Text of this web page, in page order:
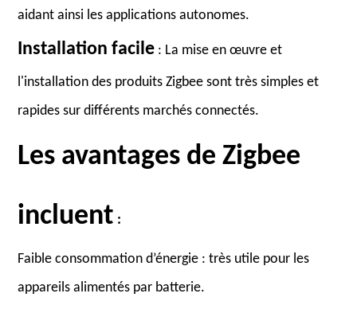
aidant ainsi les applications autonomes.
Installation facile : La mise en œuvre et
l'installation des produits Zigbee sont très simples et
rapides sur différents marchés connectés.
Les avantages de Zigbee
incluent :
Faible consommation d’énergie : très utile pour les
appareils alimentés par batterie.